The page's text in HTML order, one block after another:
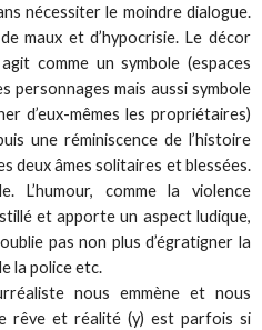
nécessiter le moindre dialogue.
maux et d’hypocrisie. Le décor
comme un symbole (espaces
personnages mais aussi symbole
d’eux-mêmes les propriétaires)
une réminiscence de l’histoire
deux âmes solitaires et blessées.
L’humour, comme la violence
et apporte un aspect ludique,
pas non plus d’égratigner la
la police etc.
nous emmène et nous
rêve et réalité (y) est parfois si